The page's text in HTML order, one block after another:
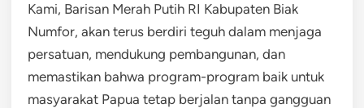
Kami, Barisan Merah Putih RI Kabupaten Biak
Numfor, akan terus berdiri teguh dalam menjaga
persatuan, mendukung pembangunan, dan
memastikan bahwa program-program baik untuk
masyarakat Papua tetap berjalan tanpa gangguan